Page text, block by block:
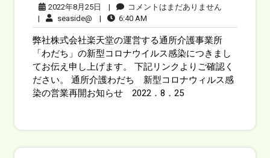
2022年8月25日 |
コメントはまだありません
|
seaside@ | 6:40 AM
弊社株式会社楽天堂の運営する通所介護事業所
「わだち」の新型コロナウイルス感染につきまし
てお伝え申し上げます。 下記リンクよりご確認く
ださい。 通所介護わだち 新型コロナウィルス感
染の営業再開お知らせ 2022．8．25